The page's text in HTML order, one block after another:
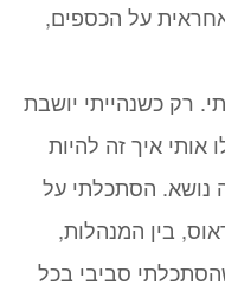
על הכספים,
רק כשנהייתי יושבת
אותי איך זה להיות
נושא. הסתכלתי על
בין המנהלות,
סביבי בכל